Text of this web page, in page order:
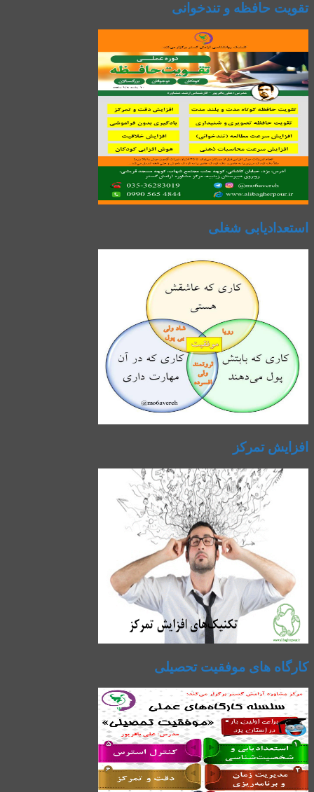
تقویت حافظه و تندخوانی
استعدادیابی شغلی
افزایش تمرکز
کارگاه های موفقیت تحصیلی